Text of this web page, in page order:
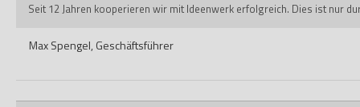
Seit 12 Jahren kooperieren wir mit Ideenwerk erfolgreich. Dies ist nur
Max Spengel, Geschäftsführer